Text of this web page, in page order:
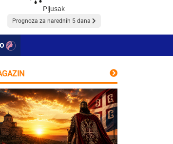
Pljusak
Prognoza za narednih 5 dana